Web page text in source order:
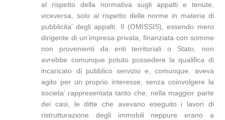
al rispetto della normativa sugli appalti e tenute,
viceversa, solo al rispetto delle norme in materia di
pubblicita’ degli appalti. Il (OMISSIS), essendo mero
dirigente di un’impresa privata, finanziata con somme
non provenienti da enti territoriali o Stato, non
avrebbe comunque potuto possedere la qualifica di
incaricato di pubblico servizio e, comunque, aveva
agito per un proprio interesse, senza coinvolgere la
societa’ rappresentata tanto che, nella maggior parte
dei casi, le ditte che avevano eseguito i lavori di
ristrutturazione degli immobili neppure erano a